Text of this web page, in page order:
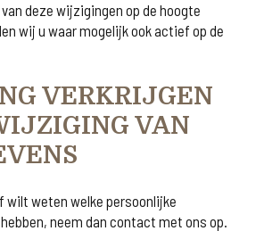
deze wijzigingen op de hoogte
wij u waar mogelijk ook actief op de
VERKRIJGEN
VAN
wilt weten welke persoonlijke
neem dan contact met ons op.